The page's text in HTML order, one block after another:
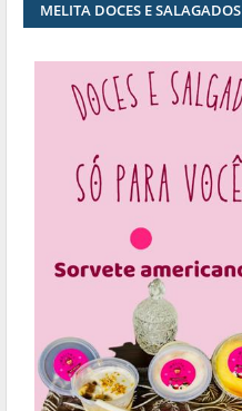
MELITA DOCES E SALAGADOS